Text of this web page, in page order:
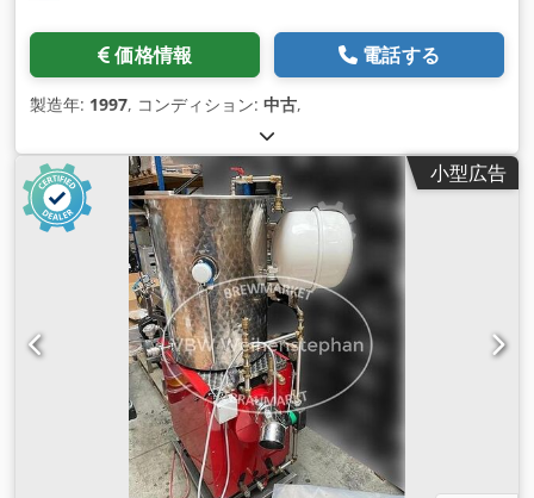
価格情報 電話する
製造年: 1997, コンディション: 中古,
小型広告